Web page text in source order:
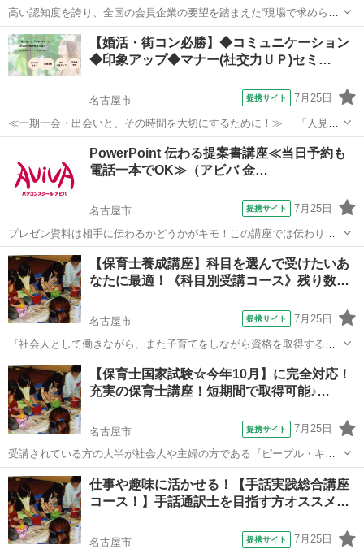
高い認知度を誇り、全国の会員企業の要望を踏まえた“現場で求められ
ているスキル”、つまり実務を強く想定したスキルが身につく「日商PC
検定 文書作成2級」の取得に向けた学習を行います。
愛知 名古屋市 その他
【婚活・街コン必勝】◆コミュニケーション
◆印象アップ◆マナー(社交力ＵＰ)セミ…
名古屋市 提携サイト 7月25日
≪一期一会・出会いと、その時間を大切にするために！≫ 「人見知
りだから・・」「コミュニケーションが苦手だから・・」と、せっか
くの出会いを逃したり、損をしていませんか？ ①「コミュニケーショ
ン力ＵＰ」して、ちょっとしたコツで...
PowerPoint 伝わる提案書講座≪当日予約も
電話一本でOK≫（アビバ 金…
名古屋市 提携サイト 7月25日
プレゼン資料は相手に伝わるかどうかがキモ！この講座では伝わりや
すくするノウハウをケーススタディーを用いて学習します。 ■学習内
容■ 情報の伝達力や訴求力が高く、相手に伝わりやすい提案書の作り
方を学習する講座です。実際のビ...
愛知 名古屋市 その他
【保育士養成講座】科目を選んで受けたいあ
なたに最適！《科目別受講コース》残り数…
名古屋市 提携サイト 7月25日
『社会人として働きながら、また子育てをしながら資格を取得するな
んてできるのかな!?』 と思われる方も少なくないはず。 週に1回から
好きな時間を選んで受講することが出来るため、 働きながらなど、忙
しい方でも参加して頂くことが...
愛知 名古屋市 幼児教育
【保育士国家試験☆今年10月】に完全対応！
充実の保育士講座！短期間で取得可能♪…
名古屋市 提携サイト 7月25日
受講されている方の大半が社会人や主婦の方である『ピープル・キャ
リア専門学院』では、 週に1回から好きな時間を選んで受講すること
が出来るため、忙しい方でも無理なく参加して頂くことが出来ます。
通学制スクールとして東海地区で20...
愛知 名古屋市 幼児教育
仕事や趣味に活かせる！【手話実践総合講座
コース！】手話通訳士を目指す方オススメ…
名古屋市 提携サイト 7月25日